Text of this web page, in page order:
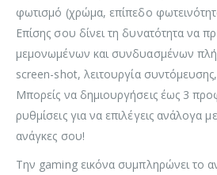
φωτισμό (χρώμα, επίπεδο
Επίσης σου δίνει τη δυνατότητα να
μεμονωμένων και συνδυασμένων
screen-shot, λειτουργία
Μπορείς να δημιουργήσεις έως 3
ρυθμίσεις για να επιλέγεις ανάλογα
ανάγκες σου!
Την gaming εικόνα συμπληρώνει το